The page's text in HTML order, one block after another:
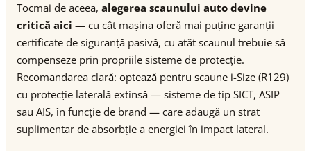
Tocmai de aceea, alegerea scaunului auto devine
critică aici — cu cât mașina oferă mai puține garanții
certificate de siguranță pasivă, cu atât scaunul trebuie să
compenseze prin propriile sisteme de protecție.
Recomandarea clară: optează pentru scaune i-Size (R129)
cu protecție laterală extinsă — sisteme de tip SICT, ASIP
sau AIS, în funcție de brand — care adaugă un strat
suplimentar de absorbție a energiei în impact lateral.